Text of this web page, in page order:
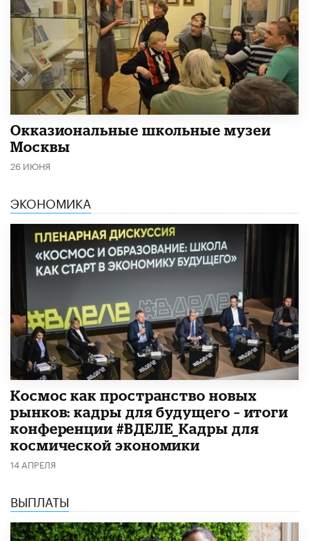
​Окказиональные школьные музеи
Москвы
26 ИЮНЯ
ЭКОНОМИКА
Космос как пространство новых
рынков: кадры для будущего – итоги
конференции #ВДЕЛЕ_Кадры для
космической экономики
14 АПРЕЛЯ
ВЫПЛАТЫ